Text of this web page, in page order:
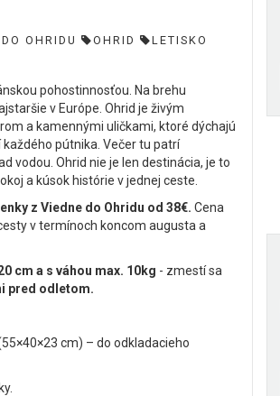
OHRIDU OHRID
LETISKO
pohostinnosťou. Na brehu
v Európe. Ohrid je živým
a kamennými uličkami, ktoré dýchajú
pútnika. Večer tu patrí
vodou. Ohrid nie je len destinácia, je to
a kúsok histórie v jednej ceste.
z Viedne do Ohridu od 38€. Cena
v termínoch koncom augusta a
cm a s váhou max. 10kg - zmestí sa
pred odletom.
cm) – do odkladacieho